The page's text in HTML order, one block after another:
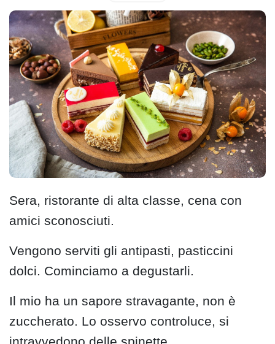
Sera, ristorante di alta classe, cena con
amici sconosciuti.
Vengono serviti gli antipasti, pasticcini
dolci. Cominciamo a degustarli.
Il mio ha un sapore stravagante, non è
zuccherato. Lo osservo controluce, si